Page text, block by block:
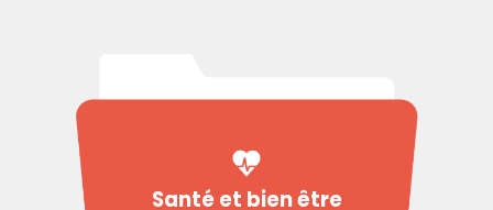
Santé et bien être